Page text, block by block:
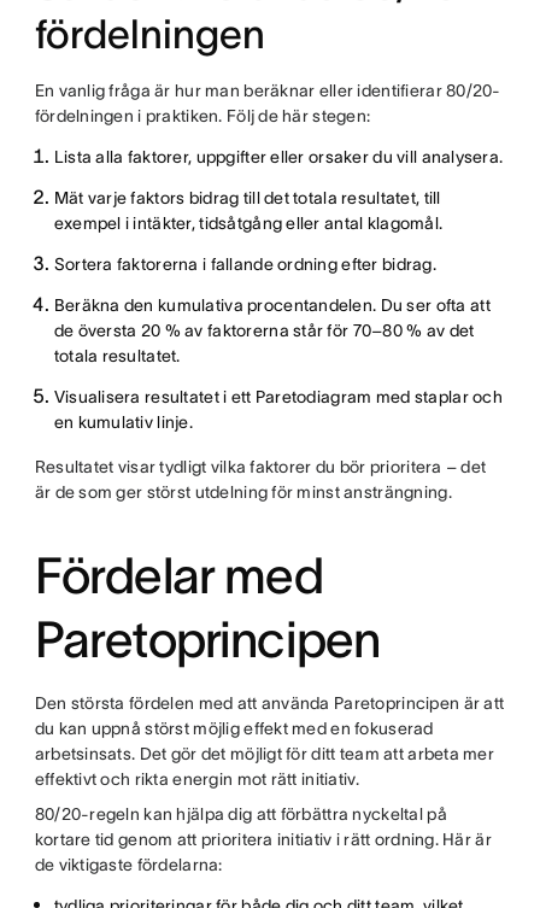
fördelningen
En vanlig fråga är hur man beräknar eller identifierar 80/20-
fördelningen i praktiken. Följ de här stegen:
Lista alla faktorer, uppgifter eller orsaker du vill analysera.
Mät varje faktors bidrag till det totala resultatet, till
exempel i intäkter, tidsåtgång eller antal klagomål.
Sortera faktorerna i fallande ordning efter bidrag.
Beräkna den kumulativa procentandelen. Du ser ofta att
de översta 20 % av faktorerna står för 70–80 % av det
totala resultatet.
Visualisera resultatet i ett Paretodiagram med staplar och
en kumulativ linje.
Resultatet visar tydligt vilka faktorer du bör prioritera – det
är de som ger störst utdelning för minst ansträngning.
Fördelar med
Paretoprincipen
Den största fördelen med att använda Paretoprincipen är att
du kan uppnå störst möjlig effekt med en fokuserad
arbetsinsats. Det gör det möjligt för ditt team att arbeta mer
effektivt och rikta energin mot rätt initiativ.
80/20-regeln kan hjälpa dig att förbättra nyckeltal på
kortare tid genom att prioritera initiativ i rätt ordning. Här är
de viktigaste fördelarna: